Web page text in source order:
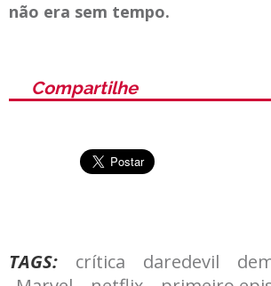
não era sem tempo.
Compartilhe
TAGS: crítica daredevil